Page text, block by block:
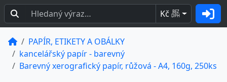
Kč BEZ
DPH
PAPÍR, ETIKETY A OBÁLKY
kancelářský papír - barevný
Barevný xerografický papír, růžová - A4, 160g, 250ks